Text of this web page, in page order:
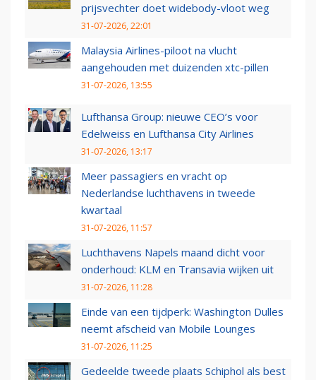
prijsvechter doet widebody-vloot weg
31-07-2026, 22:01
Malaysia Airlines-piloot na vlucht
aangehouden met duizenden xtc-pillen
31-07-2026, 13:55
Lufthansa Group: nieuwe CEO’s voor
Edelweiss en Lufthansa City Airlines
31-07-2026, 13:17
Meer passagiers en vracht op
Nederlandse luchthavens in tweede
kwartaal
31-07-2026, 11:57
Luchthavens Napels maand dicht voor
onderhoud: KLM en Transavia wijken uit
31-07-2026, 11:28
Einde van een tijdperk: Washington Dulles
neemt afscheid van Mobile Lounges
31-07-2026, 11:25
Gedeelde tweede plaats Schiphol als best